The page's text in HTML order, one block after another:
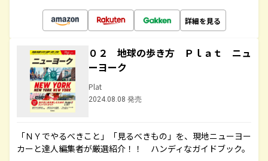
詳細を見る
０２ 地球の歩き方 Ｐｌａｔ ニュ
ーヨーク
Plat
2024.08.08 発売
「ＮＹでやるべきこと」「見るべきもの」を、現地ニューヨー
カーと達人編集者が厳選紹介！！ ハンディなガイドブック。